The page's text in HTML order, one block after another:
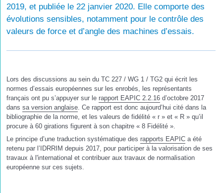
2019, et publiée le 22 janvier 2020. Elle comporte des
évolutions sensibles, notamment pour le contrôle des
valeurs de force et d’angle des machines d’essais.
Lors des discussions au sein du TC 227 / WG 1 / TG2 qui écrit les
normes d’essais européennes sur les enrobés, les représentants
français ont pu s’appuyer sur le rapport EAPIC 2.2.16 d’octobre 2017
dans sa version anglaise. Ce rapport est donc aujourd’hui cité dans la
bibliographie de la norme, et les valeurs de fidélité « r » et « R » qu’il
procure à 60 girations figurent à son chapitre « 8 Fidélité ».
Le principe d’une traduction systématique des rapports EAPIC a été
retenu par l’IDRRIM depuis 2017, pour participer à la valorisation de ses
travaux à l'international et contribuer aux travaux de normalisation
européenne sur ces sujets.